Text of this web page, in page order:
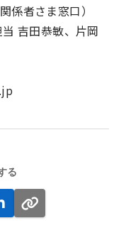
係者さま窓口）
吉田恭敏、片岡